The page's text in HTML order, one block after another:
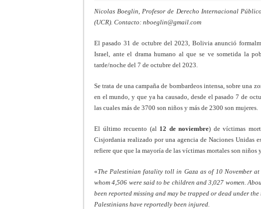
Nicolas Boeglin, Profesor de Derecho Internacional
(UCR). Contacto: nboeglin@gmail.com
El pasado 31 de octubre del 2023, Bolivia anunció
Israel, ante el drama humano al que se ve sometida la
tarde/noche del 7 de octubre del 2023.
Se trata de una campaña de bombardeos intensa, sobre una
en el mundo, y que ya ha causado, desde el pasado 7 de
las cuales más de 3700 son niños y más de 2300 son mujeres.
El último recuento (al 12 de noviembre) de víctimas
Cisjordania realizado por una agencia de Naciones Unidas
refiere que que la mayoría de las víctimas mortales son niños
«The Palestinian fatality toll in Gaza as of 10 November
whom 4,506 were said to be children and 3,027 women.
been reported missing and may be trapped or dead under
Palestinians have reportedly been injured.